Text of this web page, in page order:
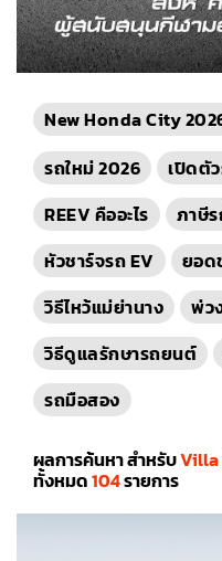
New Honda City
รถใหม่ 2026
เปิดตั
REEV คืออะไร
ภาษี
หัวชาร์จรถ EV
ยอด
วิธีไหว้แม่ย่านาง
พ่ว
วิธีดูแลรักษารถยนต์
รถมือสอง
ผลการค้นหา สำหรับVilla
ทั้งหมด104รายการ